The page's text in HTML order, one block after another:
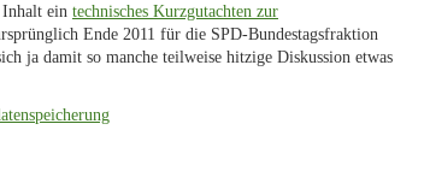
ein technisches Kurzgutachten zur
Ende 2011 für die SPD-Bundestagsfraktion
ja damit so manche teilweise hitzige Diskussion etwas